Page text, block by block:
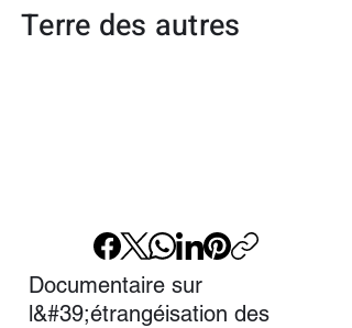
Terre des autres
Documentaire sur
l&#39;étrangéisation des